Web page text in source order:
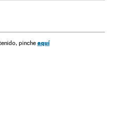
pinche aquí